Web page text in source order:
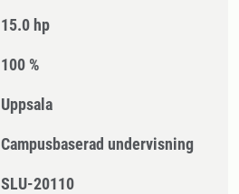
15.0 hp
100 %
Uppsala
Campusbaserad undervisning
SLU-20110